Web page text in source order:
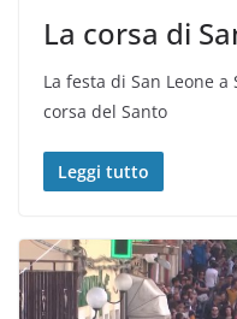
La corsa di
La festa di San Leone
corsa del Santo
Leggi tutto